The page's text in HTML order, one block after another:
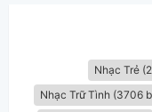
Nhạc Trẻ
Nhạc Trữ Tình (3706